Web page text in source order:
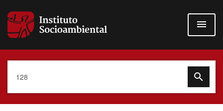
para
conteúdo